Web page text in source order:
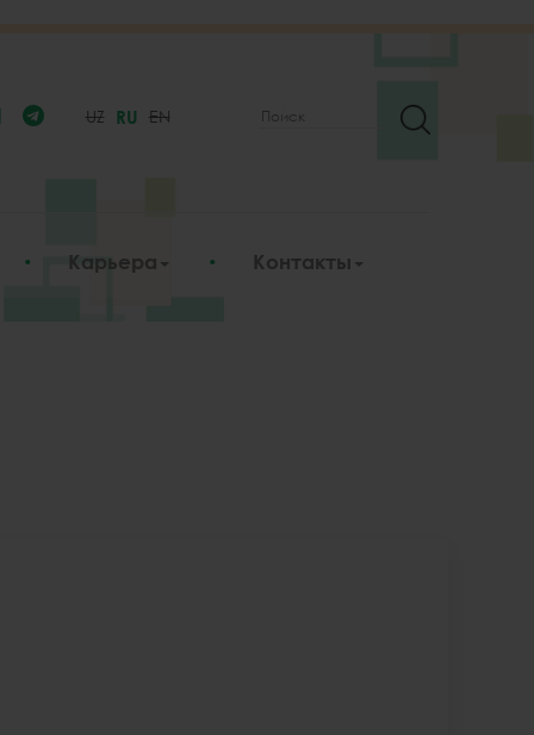
UZ RU EN Поиск
Карьера Контакты